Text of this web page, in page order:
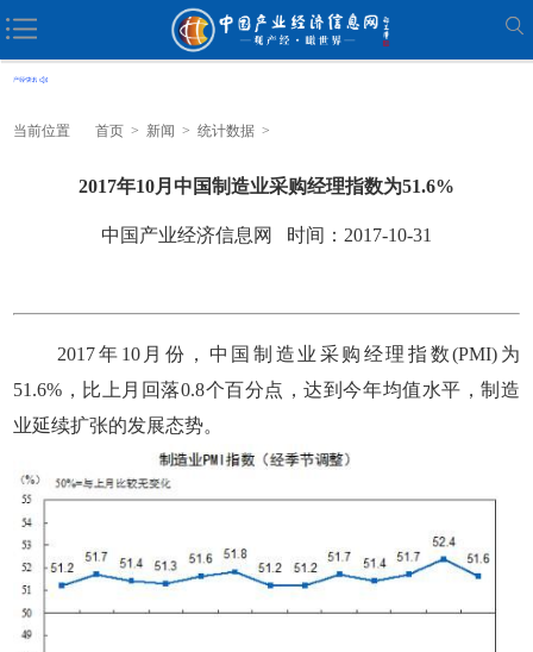
当前位置 首页 > 新闻 > 统计数据 >
2017年10月中国制造业采购经理指数为51.6%
中国产业经济信息网 时间：2017-10-31
2017年10月份，中国制造业采购经理指数(PMI)为
51.6%，比上月回落0.8个百分点，达到今年均值水平，制造
业延续扩张的发展态势。